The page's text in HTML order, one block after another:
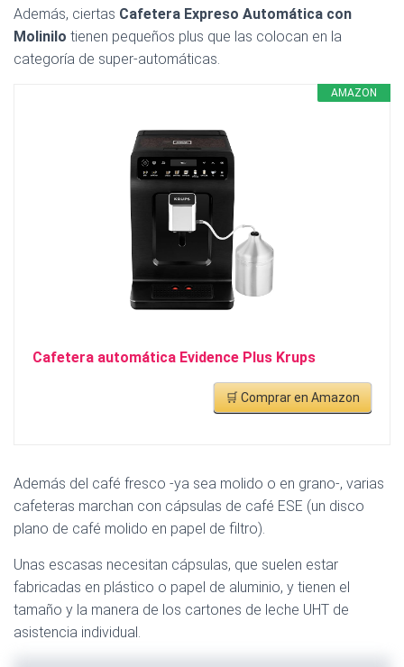
Además, ciertas Cafetera Expreso Automática con
Molinilo tienen pequeños plus que las colocan en la
categoría de super-automáticas.
AMAZON
Cafetera automática Evidence Plus Krups
🛒 Comprar en Amazon
Además del café fresco -ya sea molido o en grano-, varias
cafeteras marchan con cápsulas de café ESE (un disco
plano de café molido en papel de filtro).
Unas escasas necesitan cápsulas, que suelen estar
fabricadas en plástico o papel de aluminio, y tienen el
tamaño y la manera de los cartones de leche UHT de
asistencia individual.